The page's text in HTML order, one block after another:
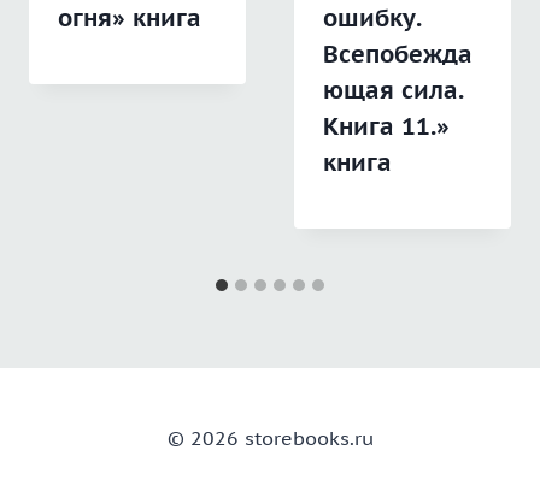
огня» книга
ошибку.
Всепобежда
ющая сила.
Книга 11.»
книга
© 2026 storebooks.ru